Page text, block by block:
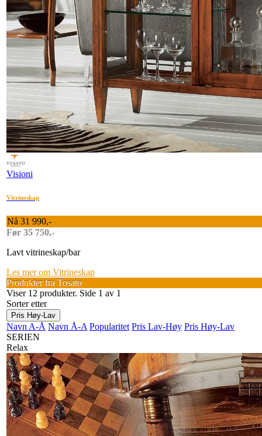
Visioni
Vitrineskap
Nå 31 990,-
Før 35 750,-
Lavt vitrineskap/bar
Les mer om Vitrineskap
Produkter fra Tosato
Viser 12 produkter. Side 1 av 1
Sorter etter
Pris Høy-Lav
Navn A-Å Navn Å-A Popularitet Pris Lav-Høy Pris Høy-Lav
SERIEN
Relax